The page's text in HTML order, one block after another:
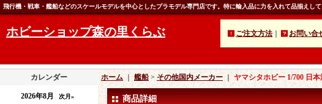
飛行機・戦車・艦船などのスケールモデルを中心としたプラモデル専門店です。特に輸入品に力を入れて品揃えして
ホビーショップ森の里くらぶ ご注文方法 お問い合
カレンダー
2026年8月 次月»
ホーム 艦船> その他国内メーカー ｜ ヤマシタホビー 1/700 日
商品詳細